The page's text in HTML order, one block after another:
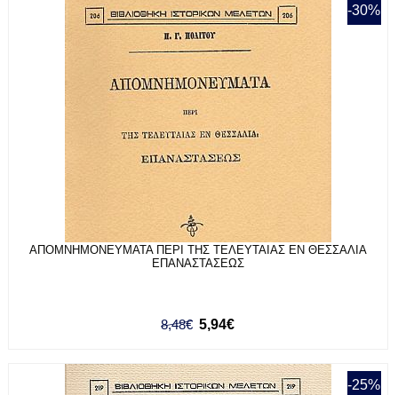
-30%
ΑΠΟΜΝΗΜΟΝΕΥΜΑΤΑ ΠΕΡΙ ΤΗΣ ΤΕΛΕΥΤΑΙΑΣ ΕΝ ΘΕΣΣΑΛΙΑ
ΕΠΑΝΑΣΤΑΣΕΩΣ
8,48€ 5,94€
-25%